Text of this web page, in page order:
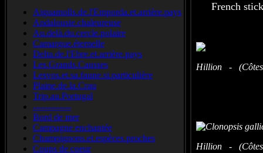
Aiguamolls.de.l'Emporda.et.arrière.pays
Andalousie.chaleureuse
Au.delà.du.cercle.polaire
Camargue.éternelle
Delta.de.l'Ebre.et.arrière.pays
Les.Grands.Causses
Lesvos.et.sa.faune.si.particulière
Plaine.de.la.Crau
Trip.au.Portugal
-------------
Bord de mer
Campagne enchantée
Champignons.et.espèces.proches
Coups de coeur
French
Hillion -
Hillion -